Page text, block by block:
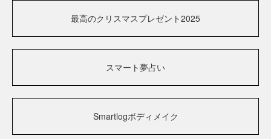
最高のクリスマスプレゼント2025
スマート夢占い
Smartlogボディメイク